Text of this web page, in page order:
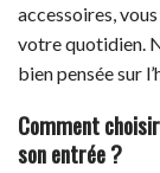
accessoires,
votre quotidien.
bien pensée sur
Comment
son entrée ?